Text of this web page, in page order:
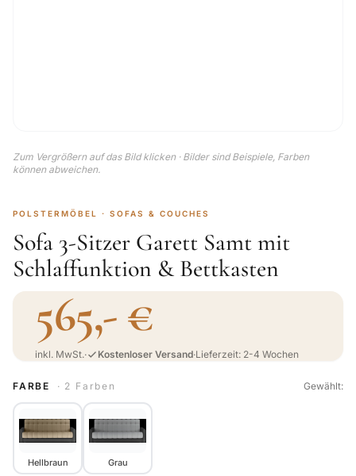
Zum Vergrößern auf das Bild klicken · Bilder sind Beispiele, Farben
können abweichen.
POLSTERMÖBEL · SOFAS & COUCHES
Sofa 3-Sitzer Garett Samt mit
Schlaffunktion & Bettkasten
565,- €
inkl. MwSt.· Kostenloser Versand·Lieferzeit: 2-4 Wochen
FARBE · 2 Farben Gewählt:
Hellbraun Grau